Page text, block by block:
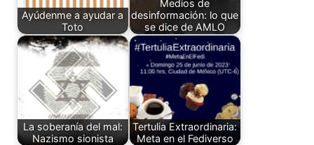
Ayúdenme a ayudar a
Toto
Medios de
desinformación: lo que
se dice de AMLO
La soberanía del mal:
Nazismo sionista
Tertulia Extraordinaria:
Meta en el Fediverso